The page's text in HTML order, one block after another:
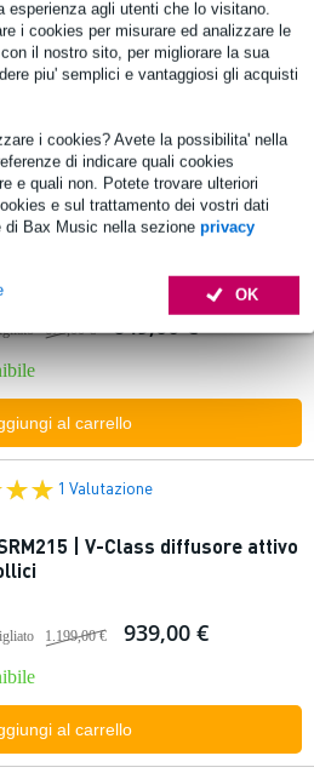
esperienza agli utenti che lo visitano.
i cookies per misurare ed analizzare le
il nostro sito, per migliorare la sua
piu' semplici e vantaggiosi gli acquisti
i cookies? Avete la possibilita' nella
di indicare quali cookies
e quali non. Potete trovare ulteriori
e sul trattamento dei vostri dati
di Bax Music nella sezione privacy
OK
1.568,00 € 1.429,00 €
al carrello
Diffusore attivo da 12
673,00 € 649,00 €
al carrello
1 Valutazione
| V-Class diffusore attivo
1.199,00 € 939,00 €
al carrello